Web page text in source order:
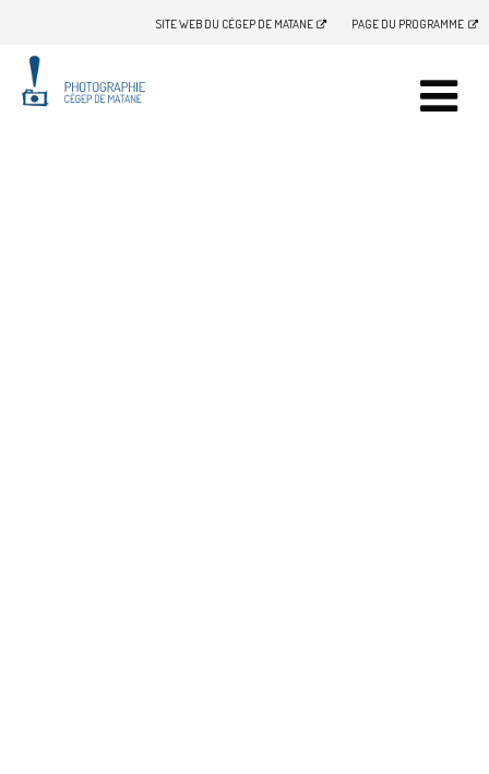
SITE WEB DU CÉGEP DE MATANE PAGE DU PROGRAMME